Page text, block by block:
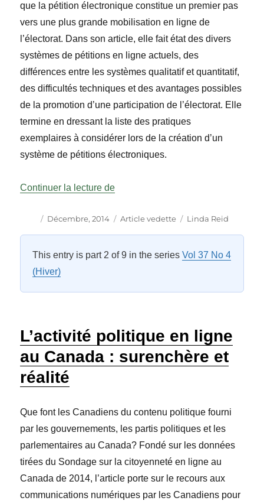
que la pétition électronique constitue un premier pas
vers une plus grande mobilisation en ligne de
l’électorat. Dans son article, elle fait état des divers
systèmes de pétitions en ligne actuels, des
différences entre les systèmes qualitatif et quantitatif,
des difficultés techniques et des avantages possibles
de la promotion d’une participation de l’électorat. Elle
termine en dressant la liste des pratiques
exemplaires à considérer lors de la création d’un
système de pétitions électroniques.
Continuer la lecture de« Les pétitions électroniques:
Auteur
Publié
Décembre, 2014 Catégories
Article vedette Étiquettes
Linda Reid
This entry is part 2 of 9 in the seriesVol 37 No 4
(Hiver)
L’activité politique en ligne
au Canada : surenchère et
réalité
Que font les Canadiens du contenu politique fourni
par les gouvernements, les partis politiques et les
parlementaires au Canada? Fondé sur les données
tirées du Sondage sur la citoyenneté en ligne au
Canada de 2014, l’article porte sur le recours aux
communications numériques par les Canadiens pour